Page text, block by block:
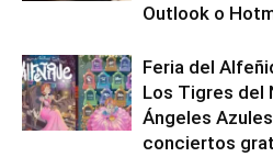
Outlook o
Feria del
Los Tigres del
Ángeles
conciertos